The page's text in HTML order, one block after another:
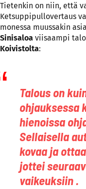
Tietenkin on niin, että
Ketsuppipullovertaus
monessa muussakin
Sinisaloa viisaampi
Koivistolta:
Talous on
ohjauksessa
hienoissa
Sellaisella
kovaa ja
jottei
vaikeuksiin .